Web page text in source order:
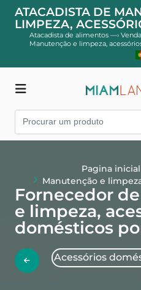
ATACADISTA DE
LIMPEZA,
Atacadista de alimentos —›
Manutenção e limpeza,
Pagina inicial
Manutenção e
Fornecedor
e limpeza,
domésticos
Acessórios
Comprar